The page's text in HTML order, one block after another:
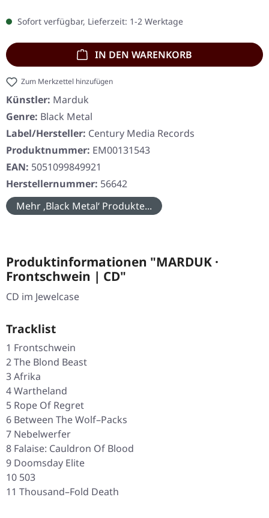
Sofort verfügbar, Lieferzeit: 1-2 Werktage
IN DEN WARENKORB
Zum Merkzettel hinzufügen
Künstler: Marduk
Genre: Black Metal
Label/Hersteller: Century Media Records
Produktnummer: EM00131543
EAN: 5051099849921
Herstellernummer: 56642
Mehr ‚Black Metal‘ Produkte...
Produktinformationen "MARDUK ·
Frontschwein | CD"
CD im Jewelcase
Tracklist
1 Frontschwein
2 The Blond Beast
3 Afrika
4 Wartheland
5 Rope Of Regret
6 Between The Wolf–Packs
7 Nebelwerfer
8 Falaise: Cauldron Of Blood
9 Doomsday Elite
10 503
11 Thousand–Fold Death